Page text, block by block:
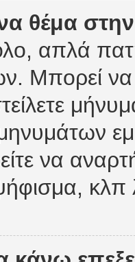
θέμα
απλά
Μπορεί να
να
κλπ